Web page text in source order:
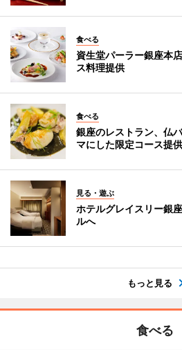
食べる
資生堂パーラー銀座本
ス料理提供
食べる
銀座のレストラン、仏
マにした限定コース提供
見る・遊ぶ
ホテルグレイスリー銀
ルへ
もっと見る
食べる